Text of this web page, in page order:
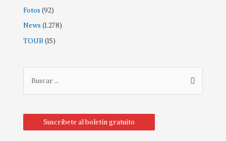
Fotos (92)
News (1.278)
TOUR(15)
c
a
Suscríbete al boletín gratuito